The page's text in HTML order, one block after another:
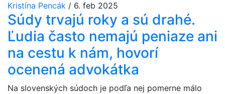
Kristína Pencák / 6. feb 2025
Súdy trvajú roky a sú drahé.
Ľudia často nemajú peniaze ani
na cestu k nám, hovorí
ocenená advokátka
Na slovenských súdoch je podľa nej pomerne málo